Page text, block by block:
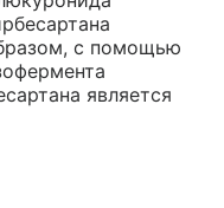
с помощью
является